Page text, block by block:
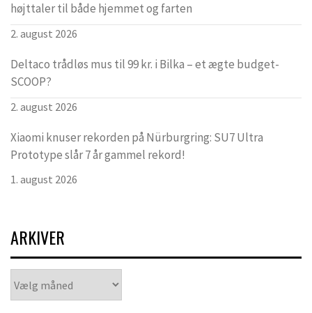
højttaler til både hjemmet og farten
2. august 2026
Deltaco trådløs mus til 99 kr. i Bilka – et ægte budget-
SCOOP?
2. august 2026
Xiaomi knuser rekorden på Nürburgring: SU7 Ultra
Prototype slår 7 år gammel rekord!
1. august 2026
ARKIVER